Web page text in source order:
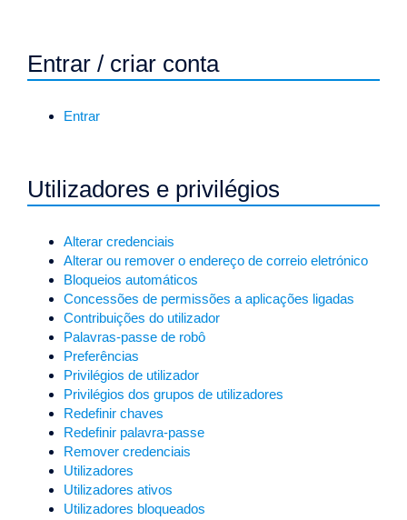
Entrar / criar conta
Entrar
Utilizadores e privilégios
Alterar credenciais
Alterar ou remover o endereço de correio eletrónico
Bloqueios automáticos
Concessões de permissões a aplicações ligadas
Contribuições do utilizador
Palavras-passe de robô
Preferências
Privilégios de utilizador
Privilégios dos grupos de utilizadores
Redefinir chaves
Redefinir palavra-passe
Remover credenciais
Utilizadores
Utilizadores ativos
Utilizadores bloqueados